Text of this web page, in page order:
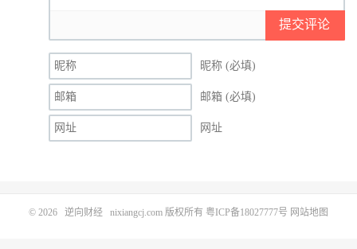
提交评论
昵称 (必填)
邮箱 (必填)
网址
© 2026 逆向财经 nixiangcj.com 版权所有 粤ICP备18027777号 网站地图